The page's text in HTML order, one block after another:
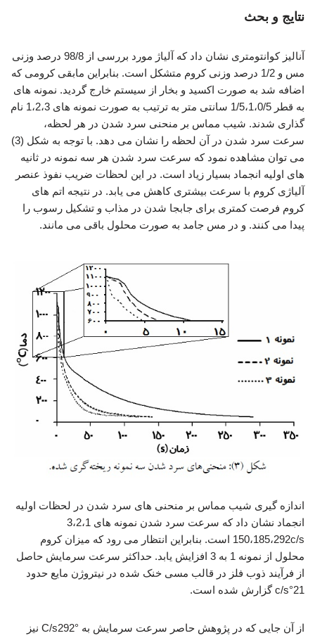
نتایج و بحث
آنالیز کوانتومتری نشان داد که آلیاژ مورد بررسی از 98/8 درصد وزنی
مس و 1/2 درصد وزنی کروم متشکل است. بنابراین مابقی کرومی که
اضافه شد به صورت اکسید و بخار از سیستم خارج گردید. نمونه های
به قطر 1/5،1،0/5 سانتی متر به ترتیب به صورت نمونه های 1،2،3 نام
گذاری شدند. شیب مماس بر منحنی سرد شدن در هر لحظه،
سرعت سرد شدن در آن لحظه را نشان می دهد. با توجه به شکل (3)
می توان مشاهده نمود که سرعت سرد شدن هر سه نمونه در ثانیه
های اولیه انجماد بسیار زیاد است. در این لحظات ضریب نفوذ عنصر
آلیاژی کروم با سرعت بیشتری کاهش می یابد. در نتیجه اتم های
کروم فرصت کمتری برای جابجا شدن در مذاب و تشکیل رسوب را
پیدا می کنند. و در مس جامد به صورت محلول باقی می مانند.
اندازه گیری شیب مماس بر منحنی های سرد شدن در لحظات اولیه
انجماد نشان داد که سرعت سرد شدن نمونه های 3،2،1
150،185،292c/s است. بنابراین انتظار می رود که میزان کروم
محلول از نمونه 1 به 3 افزایش یابد. حداکثر سرعت سرمایش حاصل
از فرآیند ذوب فلز در قالب مسی خنک شده در نیتروژن مایع حدود
21°c/s گزارش شده است.
از آن جایی که در پژوهش حاصر سرعت سرمایش به °C/s292 نیز